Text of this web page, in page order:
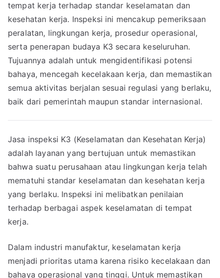
tempat kerja terhadap standar keselamatan dan
kesehatan kerja. Inspeksi ini mencakup pemeriksaan
peralatan, lingkungan kerja, prosedur operasional,
serta penerapan budaya K3 secara keseluruhan.
Tujuannya adalah untuk mengidentifikasi potensi
bahaya, mencegah kecelakaan kerja, dan memastikan
semua aktivitas berjalan sesuai regulasi yang berlaku,
baik dari pemerintah maupun standar internasional.
Jasa inspeksi K3 (Keselamatan dan Kesehatan Kerja)
adalah layanan yang bertujuan untuk memastikan
bahwa suatu perusahaan atau lingkungan kerja telah
mematuhi standar keselamatan dan kesehatan kerja
yang berlaku. Inspeksi ini melibatkan penilaian
terhadap berbagai aspek keselamatan di tempat
kerja.
Dalam industri manufaktur, keselamatan kerja
menjadi prioritas utama karena risiko kecelakaan dan
bahaya operasional yang tinggi. Untuk memastikan